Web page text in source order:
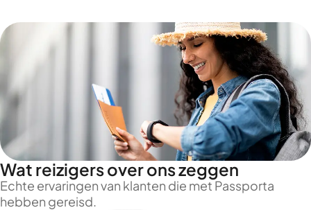
Wat reizigers over ons zeggen
Echte ervaringen van klanten die met Passporta
hebben gereisd.